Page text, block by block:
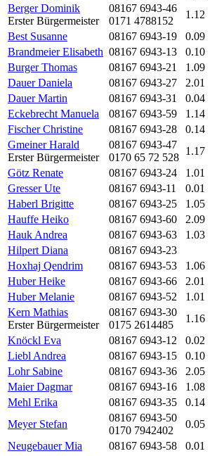
Berger Dominik
Erster Bürgermeister
08167 6943-46
0171 4788152
1.12
Best Susanne
08167 6943-19 0.09
Brandmeier Elisabeth 08167 6943-13 0.10
Burger Thomas
08167 6943-21 1.09
Dauer Daniela
08167 6943-27 2.01
Dauer Martin
08167 6943-31 0.04
Eckebrecht Manuela
08167 6943-59 1.14
Fischer Christine
08167 6943-28 0.14
Gmeiner Harald
Erster Bürgermeister
08167 6943-47
0170 65 72 528
1.17
Götz Renate
08167 6943-24 1.01
Gresser Ute
08167 6943-11 0.01
Haberl Brigitte
08167 6943-25 1.05
Hauffe Heiko
08167 6943-60 2.09
Hauk Andrea
08167 6943-63 1.03
Hilpert Diana
08167 6943-23
Hoxhaj Qendrim
08167 6943-53 1.06
Huber Heike
08167 6943-66 2.01
Huber Melanie
08167 6943-52 1.01
Kern Mathias
Erster Bürgermeister
08167 6943-30
0175 2614485
1.16
Knöckl Eva
08167 6943-12 0.02
Liebl Andrea
08167 6943-15 0.10
Lohr Sabine
08167 6943-36 2.05
Maier Dagmar
08167 6943-16 1.08
Mehl Erika
08167 6943-35 0.14
Meyer Stefan
08167 6943-50
0170 7942402
0.05
Neugebauer Mia
08167 6943-58 0.01